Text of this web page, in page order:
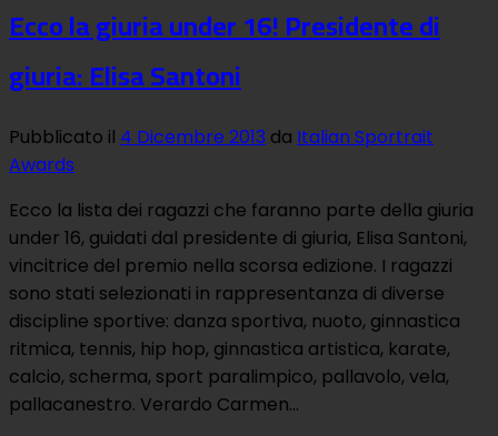
Ecco la giuria under 16! Presidente di
giuria: Elisa Santoni
Pubblicato il 4 Dicembre 2013 da Italian Sportrait
Awards
Ecco la lista dei ragazzi che faranno parte della giuria
under 16, guidati dal presidente di giuria, Elisa Santoni,
vincitrice del premio nella scorsa edizione. I ragazzi
sono stati selezionati in rappresentanza di diverse
discipline sportive: danza sportiva, nuoto, ginnastica
ritmica, tennis, hip hop, ginnastica artistica, karate,
calcio, scherma, sport paralimpico, pallavolo, vela,
pallacanestro. Verardo Carmen…